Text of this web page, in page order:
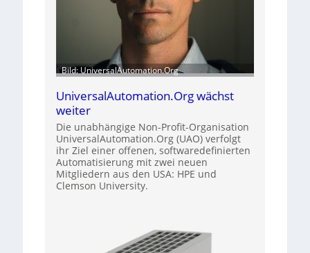
Bild: UniversalAutomation.Org
UniversalAutomation.Org wächst
weiter
Die unabhängige Non-Profit-Organisation
UniversalAutomation.Org (UAO) verfolgt
ihr Ziel einer offenen, softwaredefinierten
Automatisierung mit zwei neuen
Mitgliedern aus den USA: HPE und
Clemson University.